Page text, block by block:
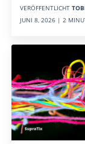
VERÖFFENTLICHT
JUNI 8, 2026 | 2